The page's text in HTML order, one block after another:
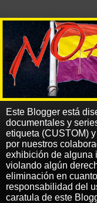
Este Blogger está
documentales y
etiqueta (CUSTOM)
por nuestros
exhibición de alguna
violando algún
eliminación en
responsabilidad del
caratula de este